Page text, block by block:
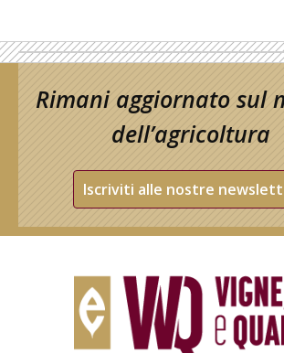
Rimani aggiornato sul
dell’agricoltura
Iscriviti alle nostre